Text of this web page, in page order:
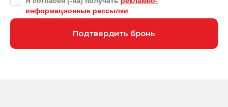
информационные рассылки
Подтвердить бронь